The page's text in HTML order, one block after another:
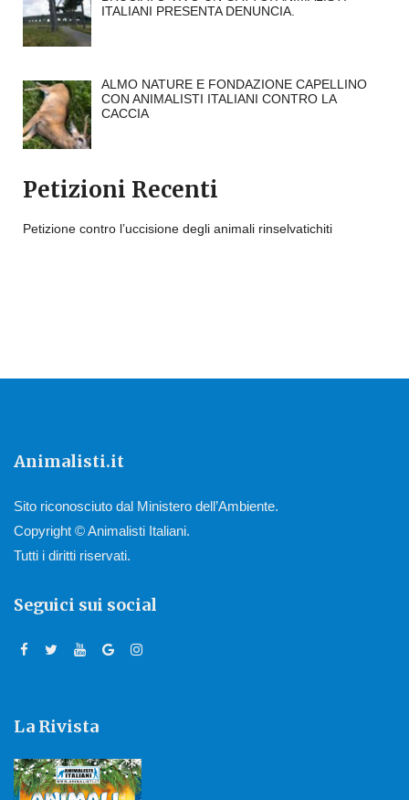
ITALIANI PRESENTA DENUNCIA.
ALMO NATURE E FONDAZIONE CAPELLINO
CON ANIMALISTI ITALIANI CONTRO LA
CACCIA
Petizioni Recenti
Petizione contro l’uccisione degli animali rinselvatichiti
Animalisti.it
Sito riconosciuto dal Ministero dell’Ambiente.
Copyright © Animalisti Italiani.
Tutti i diritti riservati.
Seguici sui social
La Rivista